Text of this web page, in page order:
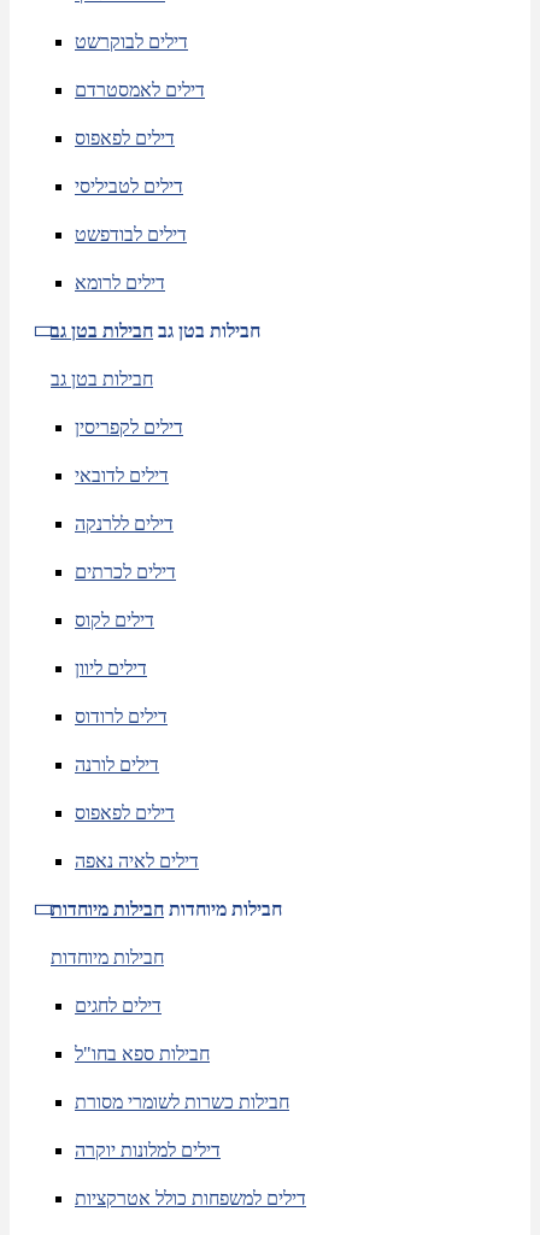
דילים לבוקרשט
דילים לאמסטרדם
דילים לפאפוס
דילים לטביליסי
דילים לבודפשט
דילים לרומא
חבילות בטן גב חבילות בטן גב
חבילות בטן גב
דילים לקפריסין
דילים לדובאי
דילים ללרנקה
דילים לכרתים
דילים לקוס
דילים ליוון
דילים לרודוס
דילים לורנה
דילים לפאפוס
דילים לאיה נאפה
חבילות מיוחדות חבילות מיוחדות
חבילות מיוחדות
דילים לחגים
חבילות ספא בחו"ל
חבילות כשרות לשומרי מסורת
דילים למלונות יוקרה
דילים למשפחות כולל אטרקציות